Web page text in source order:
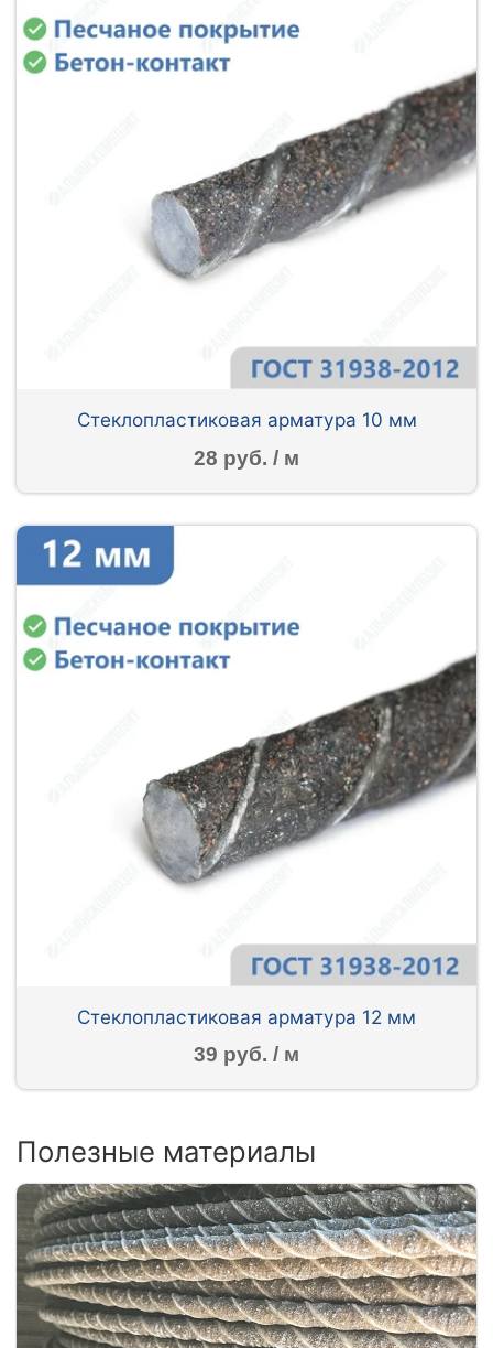
Стеклопластиковая арматура 10 мм
28 руб. / м
Стеклопластиковая арматура 12 мм
39 руб. / м
Полезные материалы